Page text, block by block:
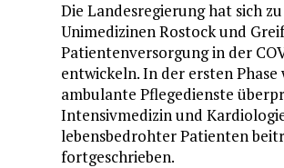
Die Landesregierung hat sich
Unimedizinen Rostock und
Patientenversorgung in der
entwickeln. In der ersten
ambulante Pflegedienste
Intensivmedizin und
lebensbedrohter Patienten
fortgeschrieben.